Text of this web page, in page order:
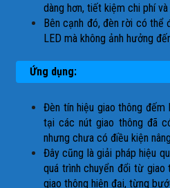
dàng hơn, tiết kiệm chi phí và
Bên cạnh đó, đèn rời có thể
LED mà không ảnh hưởng
Ứng dụng:
Đèn tín hiệu giao thông
tại các nút giao thông đã
nhưng chưa có điều kiện
Đây cũng là giải pháp hiệu
quá trình chuyển đổi từ giao
giao thông hiện đại, từng